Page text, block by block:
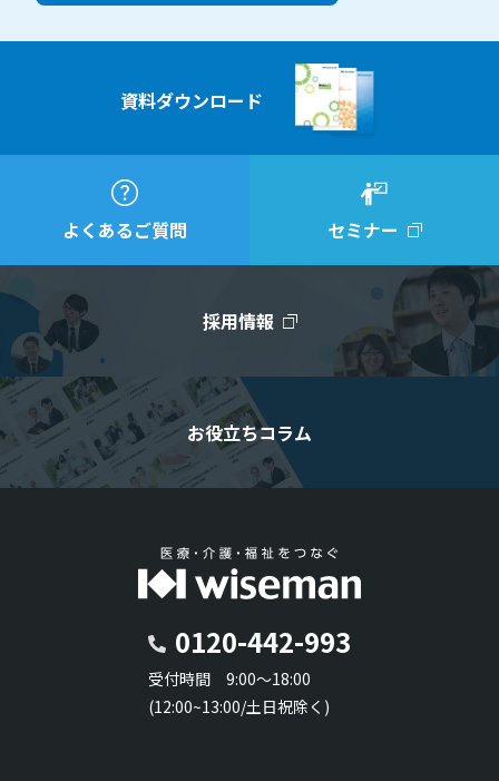
資料ダウンロード
よくあるご質問 セミナー
採用情報
お役立ちコラム
0120-442-993
受付時間 9:00～18:00
(12:00~13:00/土日祝除く)